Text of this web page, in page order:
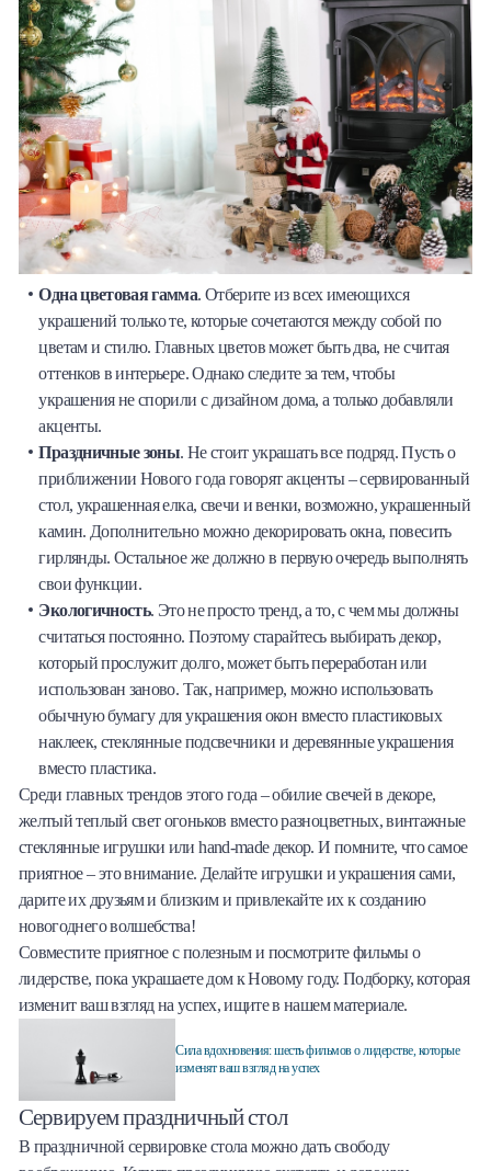
Одна цветовая гамма. Отберите из всех имеющихся
украшений только те, которые сочетаются между собой по
цветам и стилю. Главных цветов может быть два, не считая
оттенков в интерьере. Однако следите за тем, чтобы
украшения не спорили с дизайном дома, а только добавляли
акценты.
Праздничные зоны. Не стоит украшать все подряд. Пусть о
приближении Нового года говорят акценты – сервированный
стол, украшенная елка, свечи и венки, возможно, украшенный
камин. Дополнительно можно декорировать окна, повесить
гирлянды. Остальное же должно в первую очередь выполнять
свои функции.
Экологичность. Это не просто тренд, а то, с чем мы должны
считаться постоянно. Поэтому старайтесь выбирать декор,
который прослужит долго, может быть переработан или
использован заново. Так, например, можно использовать
обычную бумагу для украшения окон вместо пластиковых
наклеек, стеклянные подсвечники и деревянные украшения
вместо пластика.
Среди главных трендов этого года – обилие свечей в декоре,
желтый теплый свет огоньков вместо разноцветных, винтажные
стеклянные игрушки или hand-made декор. И помните, что самое
приятное – это внимание. Делайте игрушки и украшения сами,
дарите их друзьям и близким и привлекайте их к созданию
новогоднего волшебства!
Совместите приятное с полезным и посмотрите фильмы о
лидерстве, пока украшаете дом к Новому году. Подборку, которая
изменит ваш взгляд на успех, ищите в нашем материале.
Сила вдохновения: шесть фильмов о лидерстве, которые
изменят ваш взгляд на успех
Сервируем праздничный стол
В праздничной сервировке стола можно дать свободу